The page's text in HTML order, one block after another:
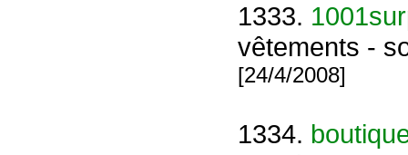
1333.
vêtements -
[24/4/2008]
1334.